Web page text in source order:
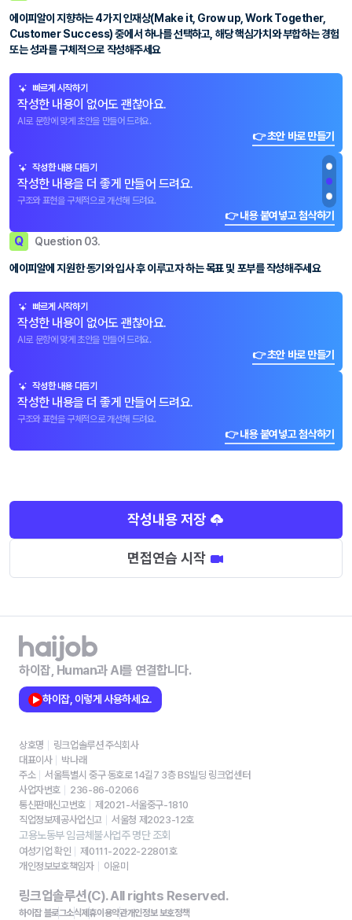
에이피알이 지향하는 4가지 인재상(Make it, Grow up, Work Together,
Customer Success) 중에서 하나를 선택하고, 해당 핵심가치와 부합하는 경험
또는 성과를 구체적으로 작성해주세요
빠르게 시작하기
작성한 내용이 없어도 괜찮아요.
AI로 문항에 맞게 초안을 만들어 드려요.
👉 초안 바로 만들기
작성한 내용 다듬기
작성한 내용을 더 좋게 만들어 드려요.
구조와 표현을 구체적으로 개선해 드려요.
👉 내용 붙여넣고 첨삭하기
Q Question 03.
에이피알에 지원한 동기와 입사 후 이루고자 하는 목표 및 포부를 작성해주세요
빠르게 시작하기
작성한 내용이 없어도 괜찮아요.
AI로 문항에 맞게 초안을 만들어 드려요.
👉 초안 바로 만들기
작성한 내용 다듬기
작성한 내용을 더 좋게 만들어 드려요.
구조와 표현을 구체적으로 개선해 드려요.
👉 내용 붙여넣고 첨삭하기
작성내용 저장
면접연습 시작
하이잡, Human과 AI를 연결합니다.
하이잡, 이렇게 사용하세요.
상호명
링크업솔루션 주식회사
대표이사
박나래
주소
서울특별시 중구 동호로 14길7 3층 BS빌딩 링크업센터
사업자번호
236-86-02066
통신판매신고번호
제2021-서울중구-1810
직업정보제공사업신고
서울청 제2023-12호
고용노동부 임금체불사업주 명단 조회
여성기업 확인
제0111-2022-22801호
개인정보보호책임자
이윤미
링크업솔루션(C). All rights Reserved.
하이잡 블로그소식제휴이용약관개인정보 보호정책